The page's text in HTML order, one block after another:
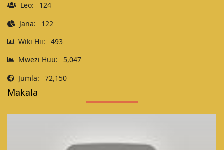
Leo:
124
Jana:
122
Wiki Hii:
493
Mwezi Huu:
5,047
Jumla:
72,150
Makala